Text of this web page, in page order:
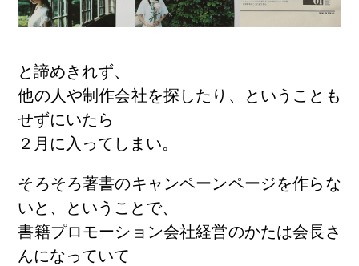
と諦めきれず、
他の人や制作会社を探したり、ということも
せずにいたら
２月に入ってしまい。
そろそろ著書のキャンペーンページを作らな
いと、ということで、
書籍プロモーション会社経営のかたは会長さ
んになっていて